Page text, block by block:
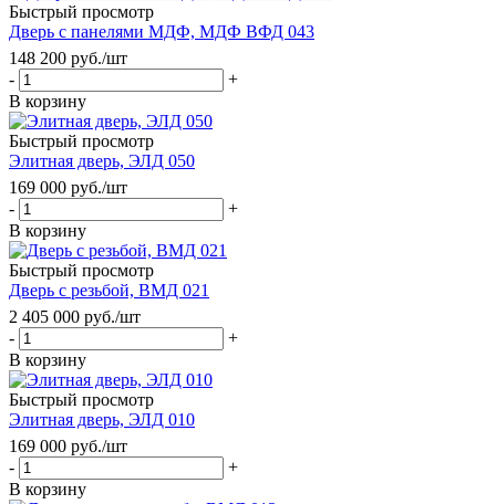
Быстрый просмотр
Дверь с панелями МДФ, МДФ ВФД 043
148 200 руб./шт
-
+
В корзину
Быстрый просмотр
Элитная дверь, ЭЛД 050
169 000 руб./шт
-
+
В корзину
Быстрый просмотр
Дверь с резьбой, ВМД 021
2 405 000 руб./шт
-
+
В корзину
Быстрый просмотр
Элитная дверь, ЭЛД 010
169 000 руб./шт
-
+
В корзину